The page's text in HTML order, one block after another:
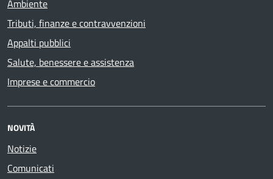
Ambiente
Tributi, finanze e contravvenzioni
Appalti pubblici
Salute, benessere e assistenza
Imprese e commercio
NOVITÀ
Notizie
Comunicati